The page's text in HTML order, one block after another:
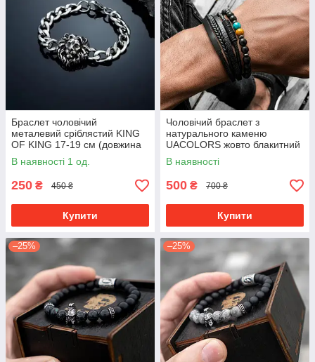
Браслет чоловічий
металевий сріблястий KING
OF KING 17-19 см (довжина
21 см)
В наявності 1 од.
250 ₴ 450 ₴
Купити
Чоловічий браслет з
натурального каменю
UACOLORS жовто блакитний
В наявності
500 ₴ 700 ₴
Купити
–25% –25%